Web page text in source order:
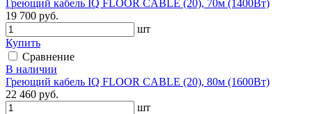
Греющий кабель IQ FLOOR CABLE (20), 70м (1400Вт)
19 700 руб.
шт
Купить
Сравнение
В наличии
Греющий кабель IQ FLOOR CABLE (20), 80м (1600Вт)
22 460 руб.
шт